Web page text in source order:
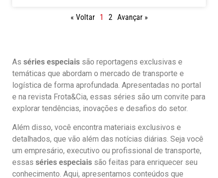
« Voltar 1 2 Avançar »
As séries especiais são reportagens exclusivas e
temáticas que abordam o mercado de transporte e
logística de forma aprofundada. Apresentadas no portal
e na revista Frota&Cia, essas séries são um convite para
explorar tendências, inovações e desafios do setor.
Além disso, você encontra materiais exclusivos e
detalhados, que vão além das notícias diárias. Seja você
um empresário, executivo ou profissional de transporte,
essas séries especiais são feitas para enriquecer seu
conhecimento. Aqui, apresentamos conteúdos que